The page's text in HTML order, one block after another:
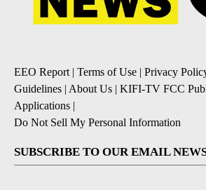
EEO Report| Terms of Use | Privacy
Guidelines | About Us | KIFI-TV FCC
Applications |
Do Not Sell My Personal Information
SUBSCRIBE TO OUR EMAIL